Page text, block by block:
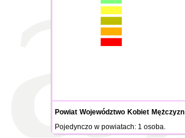
Powiat Województwo Kobiet Mężczyzn
Pojedynczo w powiatach: 1 osoba.